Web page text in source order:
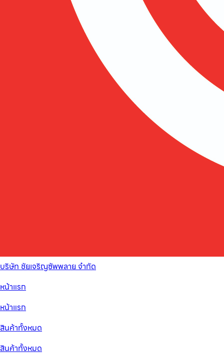
บริษัท ชัยเจริญซัพพลาย จำกัด
หน้าแรก
หน้าแรก
สินค้าทั้งหมด
สินค้าทั้งหมด